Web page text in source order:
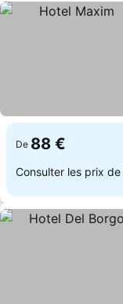
De 88 €
Consulter les prix de